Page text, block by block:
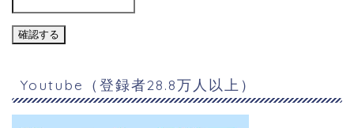
Youtube（登録者28.8万人以上）